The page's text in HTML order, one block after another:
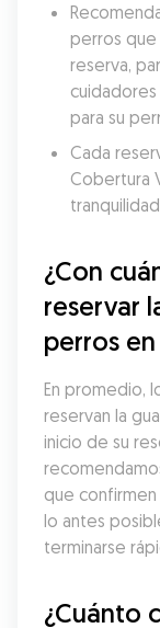
perros que
reserva,
para su
Cada
Cobertura
¿Con
reservar
perros en
En promedio,
reservan la
inicio de su
que
lo antes
terminarse
¿Cuánto